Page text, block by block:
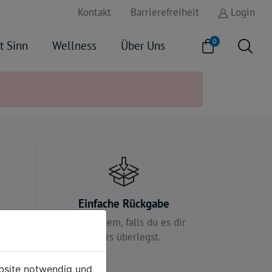
Kontakt Barrierefreiheit Login
Sinn Wellness Über Uns 0
Einfache Rückgabe
Kein Problem, falls du es dir
anders überlegst.
notwendig und